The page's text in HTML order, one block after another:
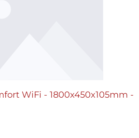
WiFi - 1800x450x105mm -